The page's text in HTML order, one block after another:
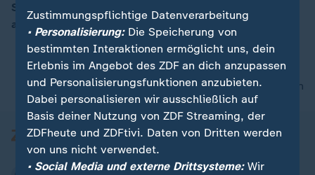
Schulen mit besonders guten Unterrichtskonzepten
ausgezeichnet.
nach oben
Zustimmungspflichtige Datenverarbeitung
• Personalisierung:Die Speicherung von
bestimmten Interaktionen ermöglicht uns, dein
Erlebnis im Angebot des ZDF an dich anzupassen
und Personalisierungsfunktionen anzubieten.
Dabei personalisieren wir ausschließlich auf
Basis deiner Nutzung von ZDF Streaming, der
ZDFheute und ZDFtivi. Daten von Dritten werden
von uns nicht verwendet.
• Social Media und externe Drittsysteme:Wir